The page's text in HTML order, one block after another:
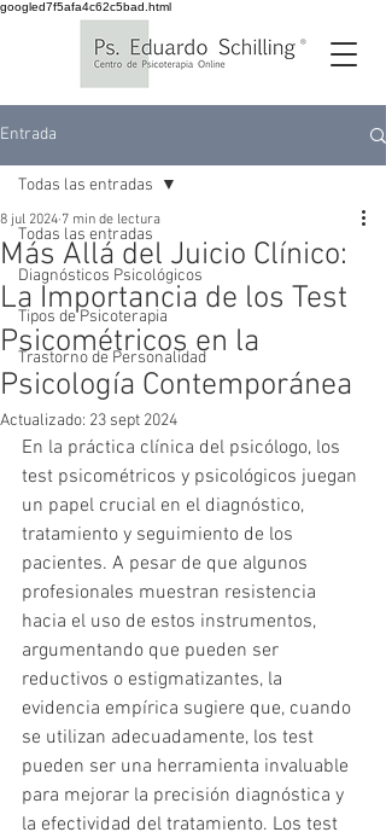
googled7f5afa4c62c5bad.html
Entrada
Todas las entradas
Diagnósticos Psicológicos
Tipos de Psicoterapia
Trastorno de Personalidad
Todas las entradas
Más Allá del Juicio Clínico:
La Importancia de los Test
Psicométricos en la
Psicología Contemporánea
8 jul 2024 7 min de lectura
Actualizado: 23 sept 2024
En la práctica clínica del psicólogo, los
test psicométricos y psicológicos juegan
un papel crucial en el diagnóstico,
tratamiento y seguimiento de los
pacientes. A pesar de que algunos
profesionales muestran resistencia
hacia el uso de estos instrumentos,
argumentando que pueden ser
reductivos o estigmatizantes, la
evidencia empírica sugiere que, cuando
se utilizan adecuadamente, los test
pueden ser una herramienta invaluable
para mejorar la precisión diagnóstica y
la efectividad del tratamiento. Los test